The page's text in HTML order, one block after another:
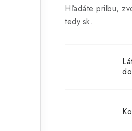
Hľadáte prilbu,
tedy.sk.